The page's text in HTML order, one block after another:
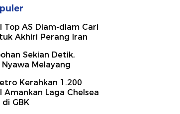
Top AS Diam-diam Cari
Akhiri Perang Iran
Sekian Detik,
Nyawa Melayang
Kerahkan 1.200
Amankan Laga Chelsea
di GBK